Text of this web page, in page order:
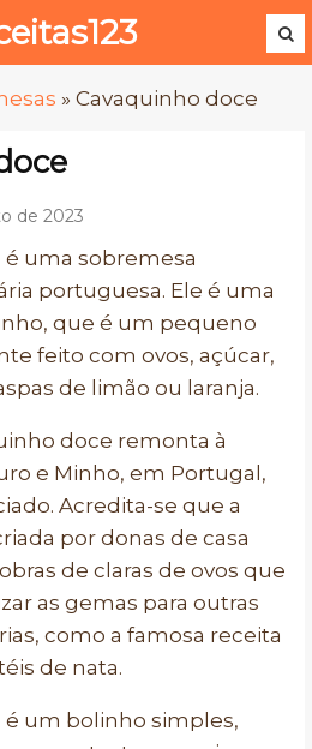
» Cavaquinho doce
de 2023
uma sobremesa
portuguesa. Ele é uma
que é um pequeno
feito com ovos, açúcar,
de limão ou laranja.
doce remonta à
e Minho, em Portugal,
Acredita-se que a
por donas de casa
de claras de ovos que
as gemas para outras
como a famosa receita
de nata.
é um bolinho simples,